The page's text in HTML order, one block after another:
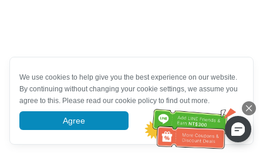
We use cookies to help give you the best experience on our website.
By continuing without changing your cookie settings, we assume you
agree to this. Please read our cookie policy to find out more.
Agree More information